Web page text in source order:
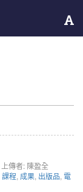
上傳者: 陳盈全
課程, 成果, 出版品, 電